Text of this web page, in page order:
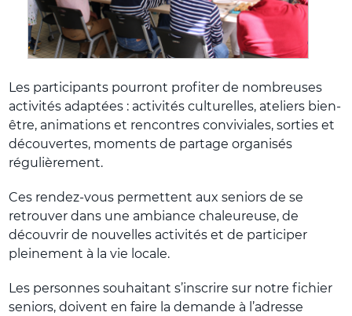
Les participants pourront profiter de nombreuses
activités adaptées : activités culturelles, ateliers bien-
être, animations et rencontres conviviales, sorties et
découvertes, moments de partage organisés
régulièrement.
Ces rendez-vous permettent aux seniors de se
retrouver dans une ambiance chaleureuse, de
découvrir de nouvelles activités et de participer
pleinement à la vie locale.
Les personnes souhaitant s’inscrire sur notre fichier
seniors, doivent en faire la demande à l’adresse